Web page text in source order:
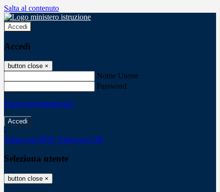
Salta al contenuto
Accedi
Accedi
button close ×
Nome Utente
Password
Password dimenticata?
-
Entra con SPID Entra con CIE
Seleziona utente
button close ×